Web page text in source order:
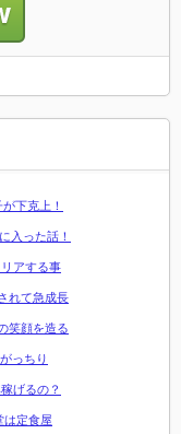
下克上！
入った話！
アする事
れて急成長
笑顔を造る
っちり
げるの？
は定食屋